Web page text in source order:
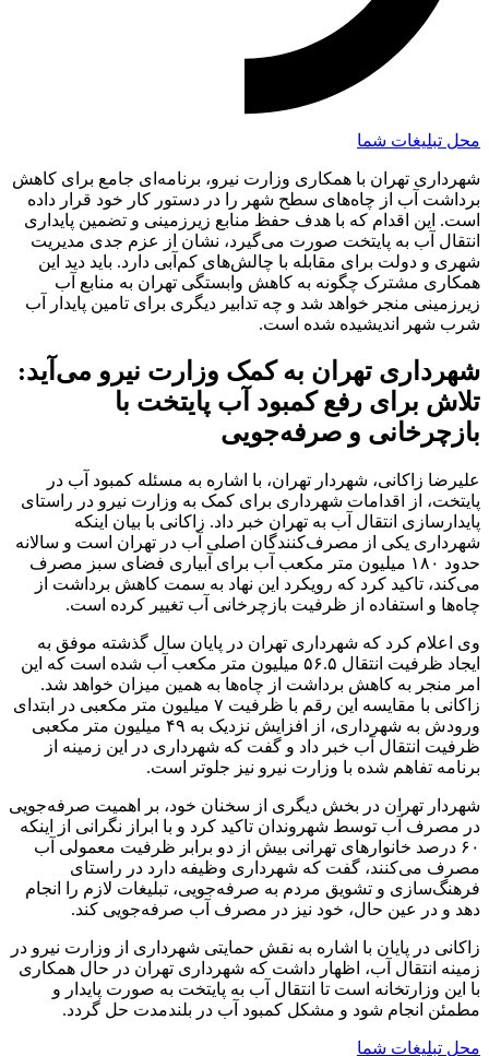
محل تبلیغات شما
شهرداری تهران با همکاری وزارت نیرو، برنامه‌ای جامع برای کاهش
برداشت آب از چاه‌های سطح شهر را در دستور کار خود قرار داده
است. این اقدام که با هدف حفظ منابع زیرزمینی و تضمین پایداری
انتقال آب به پایتخت صورت می‌گیرد، نشان از عزم جدی مدیریت
شهری و دولت برای مقابله با چالش‌های کم‌آبی دارد. باید دید این
همکاری مشترک چگونه به کاهش وابستگی تهران به منابع آب
زیرزمینی منجر خواهد شد و چه تدابیر دیگری برای تامین پایدار آب
شرب شهر اندیشیده شده است.
شهرداری تهران به کمک وزارت نیرو می‌آید:
تلاش برای رفع کمبود آب پایتخت با
بازچرخانی و صرفه‌جویی
علیرضا زاکانی، شهردار تهران، با اشاره به مسئله کمبود آب در
پایتخت، از اقدامات شهرداری برای کمک به وزارت نیرو در راستای
پایدارسازی انتقال آب به تهران خبر داد. زاکانی با بیان اینکه
شهرداری یکی از مصرف‌کنندگان اصلی آب در تهران است و سالانه
حدود ۱۸۰ میلیون متر مکعب آب برای آبیاری فضای سبز مصرف
می‌کند، تاکید کرد که رویکرد این نهاد به سمت کاهش برداشت از
چاه‌ها و استفاده از ظرفیت بازچرخانی آب تغییر کرده است.
وی اعلام کرد که شهرداری تهران در پایان سال گذشته موفق به
ایجاد ظرفیت انتقال ۵۶.۵ میلیون متر مکعب آب شده است که این
امر منجر به کاهش برداشت از چاه‌ها به همین میزان خواهد شد.
زاکانی با مقایسه این رقم با ظرفیت ۷ میلیون متر مکعبی در ابتدای
ورودش به شهرداری، از افزایش نزدیک به ۴۹ میلیون متر مکعبی
ظرفیت انتقال آب خبر داد و گفت که شهرداری در این زمینه از
برنامه تفاهم شده با وزارت نیرو نیز جلوتر است.
شهردار تهران در بخش دیگری از سخنان خود، بر اهمیت صرفه‌جویی
در مصرف آب توسط شهروندان تاکید کرد و با ابراز نگرانی از اینکه
۶۰ درصد خانوارهای تهرانی بیش از دو برابر ظرفیت معمولی آب
مصرف می‌کنند، گفت که شهرداری وظیفه دارد در راستای
فرهنگ‌سازی و تشویق مردم به صرفه‌جویی، تبلیغات لازم را انجام
دهد و در عین حال، خود نیز در مصرف آب صرفه‌جویی کند.
زاکانی در پایان با اشاره به نقش حمایتی شهرداری از وزارت نیرو در
زمینه انتقال آب، اظهار داشت که شهرداری تهران در حال همکاری
با این وزارتخانه است تا انتقال آب به پایتخت به صورت پایدار و
مطمئن انجام شود و مشکل کمبود آب در بلندمدت حل گردد.
محل تبلیغات شما